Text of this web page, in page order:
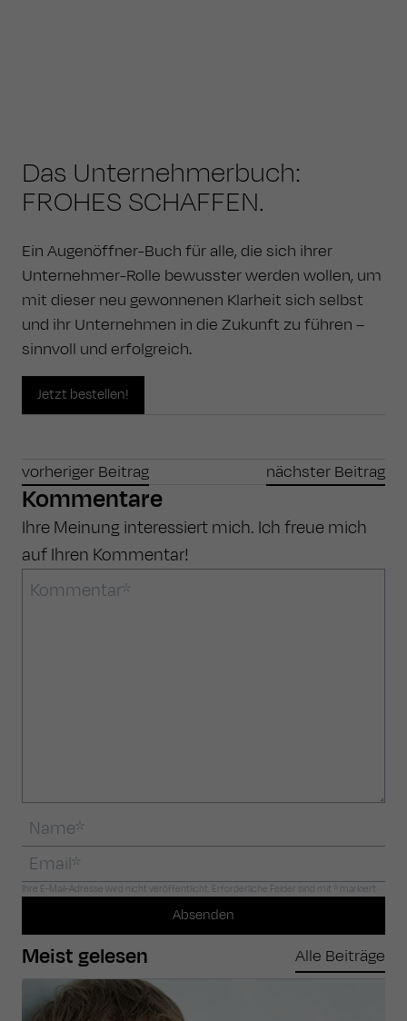
Das Unternehmerbuch:
FROHES SCHAFFEN.
Ein Augenöffner-Buch für alle, die sich ihrer
Unternehmer-Rolle bewusster werden wollen, um
mit dieser neu gewonnenen Klarheit sich selbst
und ihr Unternehmen in die Zukunft zu führen –
sinnvoll und erfolgreich.
Jetzt bestellen!
vorheriger Beitrag nächster Beitrag
Kommentare
Ihre Meinung interessiert mich. Ich freue mich
auf Ihren Kommentar!
Ihre E-Mail-Adresse wird nicht veröffentlicht. Erforderliche Felder sind mit * markiert
Absenden
Meist gelesen Alle Beiträge